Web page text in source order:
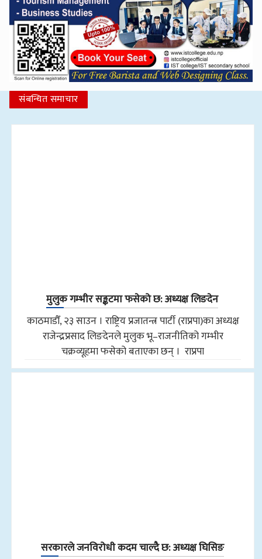
संबन्धित समाचार
मुलुक गम्भीर सङ्कटमा फसेको छ: अध्यक्ष लिङदेन
काठमाडौँ, २३ साउन । राष्ट्रिय प्रजातन्त्र पार्टी (राप्रपा)का अध्यक्ष
राजेन्द्रप्रसाद लिङदेनले मुलुक भू–राजनीतिको गम्भीर
चक्रव्यूहमा फसेको बताएका छन् । राप्रपा
सरकारले जनविरोधी कदम चाल्दै छ: अध्यक्ष घिसिङ